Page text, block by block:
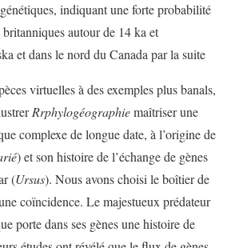
indiquant une forte probabilité
autour de 14 ka et
et dans le nord du Canada par la suite
virtuelles à des exemples plus banals,
Rrphylogéographiemaîtriser une
complexe de longue date, à l’origine de
) et son histoire de l’échange de gènes
(Ursus). Nous avons choisi le boîtier de
coïncidence. Le majestueux prédateur
porte dans ses gènes une histoire de